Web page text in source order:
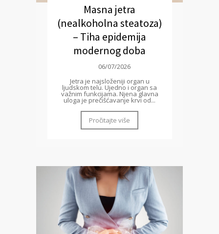
Masna jetra
(nealkoholna steatoza)
– Tiha epidemija
modernog doba
06/07/2026
Jetra je najsloženiji organ u
ljudskom telu. Ujedno i organ sa
važnim funkcijama. Njena glavna
uloga je prečišćavanje krvi od...
Pročitajte više